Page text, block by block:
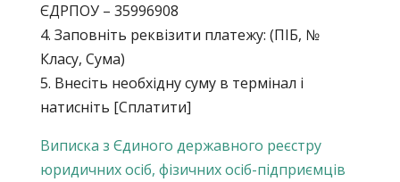
ЄДРПОУ – 35996908
4. Заповніть реквізити платежу: (ПІБ, №
Класу, Сума)
5. Внесіть необхідну суму в термінал і
натисніть [Сплатити]
Виписка з Єдиного державного реєстру
юридичних осіб, фізичних осіб-підприємців